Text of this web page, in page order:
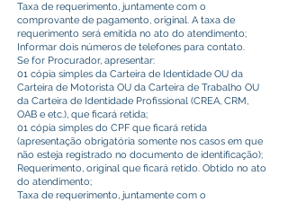
Taxa de requerimento, juntamente com o
comprovante de pagamento, original. A taxa de
requerimento será emitida no ato do atendimento;
Informar dois números de telefones para contato.
Se for Procurador, apresentar:
01 cópia simples da Carteira de Identidade OU da
Carteira de Motorista OU da Carteira de Trabalho OU
da Carteira de Identidade Profissional (CREA, CRM,
OAB e etc.), que ficará retida;
01 cópia simples do CPF que ficará retida
(apresentação obrigatória somente nos casos em que
não esteja registrado no documento de identificação);
Requerimento, original que ficará retido. Obtido no ato
do atendimento;
Taxa de requerimento, juntamente com o